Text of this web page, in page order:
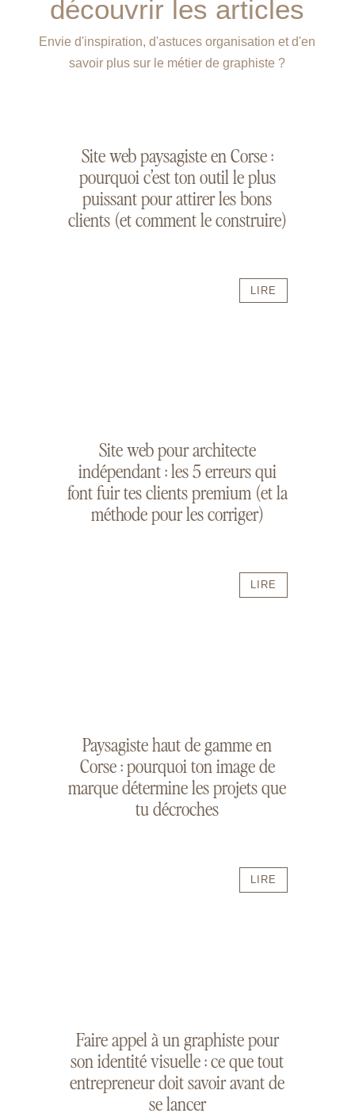
découvrir les articles
Envie d'inspiration, d'astuces organisation et d'en
savoir plus sur le métier de graphiste ?
Site web paysagiste en Corse :
pourquoi c’est ton outil le plus
puissant pour attirer les bons
clients (et comment le construire)
LIRE
Site web pour architecte
indépendant : les 5 erreurs qui
font fuir tes clients premium (et la
méthode pour les corriger)
LIRE
Paysagiste haut de gamme en
Corse : pourquoi ton image de
marque détermine les projets que
tu décroches
LIRE
Faire appel à un graphiste pour
son identité visuelle : ce que tout
entrepreneur doit savoir avant de
se lancer